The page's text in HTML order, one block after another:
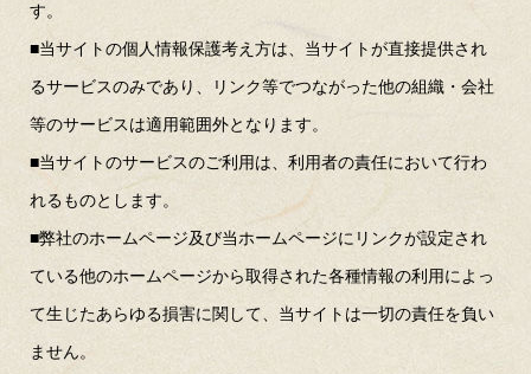
す。
■当サイトの個人情報保護考え方は、当サイトが直接提供され
るサービスのみであり、リンク等でつながった他の組織・会社
等のサービスは適用範囲外となります。
■当サイトのサービスのご利用は、利用者の責任において行わ
れるものとします。
■弊社のホームページ及び当ホームページにリンクが設定され
ている他のホームページから取得された各種情報の利用によっ
て生じたあらゆる損害に関して、当サイトは一切の責任を負い
ません。